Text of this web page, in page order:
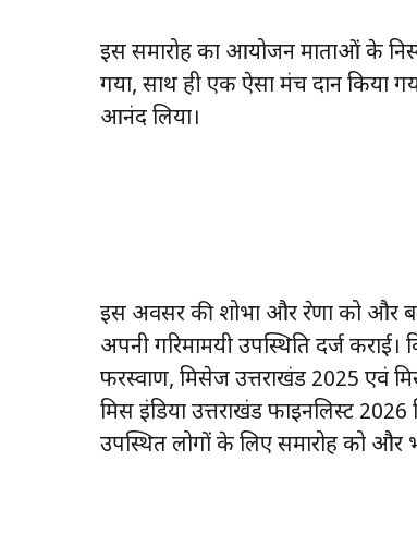
इस समारोह का आयोजन माताओं के
गया, साथ ही एक ऐसा मंच प्रदान
आनंद लिया।
इस अवसर की शोभा और प्रेरणा को और
अपनी गरिमामयी उपस्थिति दर्ज
फरस्वाण, मिसेज उत्तराखंड 2025 एवं
मिस इंडिया उत्तराखंड फाइनलिस्ट 2026
उपस्थित लोगों के लिए समारोह को और